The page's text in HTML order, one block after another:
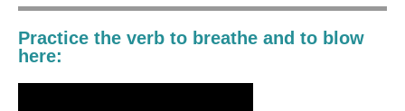
Practice the verb to breathe and to blow
here: